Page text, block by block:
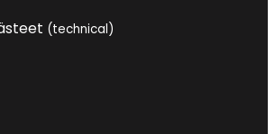
(technical)